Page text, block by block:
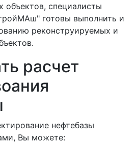
объектов, специалисты
готовы выполнить и
реконструируемых и
расчет
нефтебазы
Вы можете: